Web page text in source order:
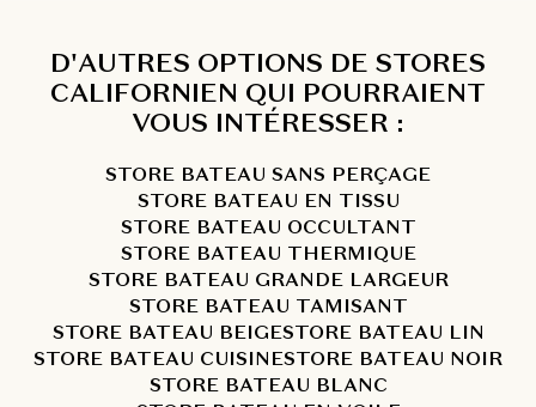
D'AUTRES OPTIONS DE STORES
CALIFORNIEN QUI POURRAIENT
VOUS INTÉRESSER :
STORE BATEAU SANS PERÇAGE
STORE BATEAU EN TISSU
STORE BATEAU OCCULTANT
STORE BATEAU THERMIQUE
STORE BATEAU GRANDE LARGEUR
STORE BATEAU TAMISANT
STORE BATEAU BEIGESTORE BATEAU LIN
STORE BATEAU CUISINESTORE BATEAU NOIR
STORE BATEAU BLANC